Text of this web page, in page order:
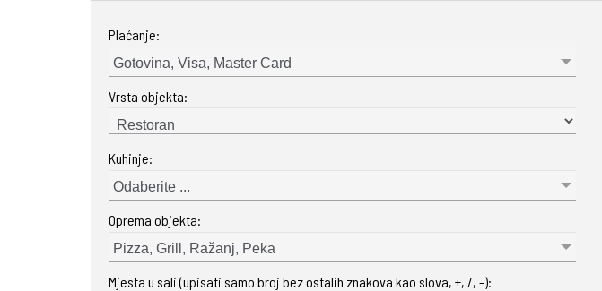
Plaćanje:
Gotovina, Visa, Master Card
Vrsta objekta:
Kuhinje:
Odaberite ...
Oprema objekta:
Pizza, Grill, Ražanj, Peka
Mjesta u sali (upisati samo broj bez ostalih znakova kao slova, +, /, -):